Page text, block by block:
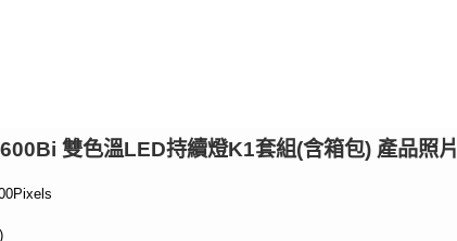
雙色溫LED持續燈K1套組(含箱包) 產品照片